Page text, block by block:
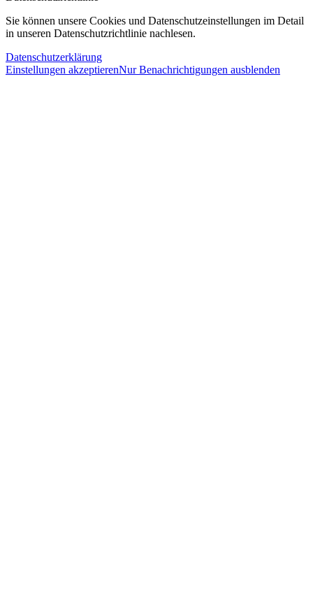
Sie können unsere Cookies und Datenschutzeinstellungen im Detail
in unseren Datenschutzrichtlinie nachlesen.
Datenschutzerklärung
Einstellungen akzeptierenNur Benachrichtigungen ausblenden